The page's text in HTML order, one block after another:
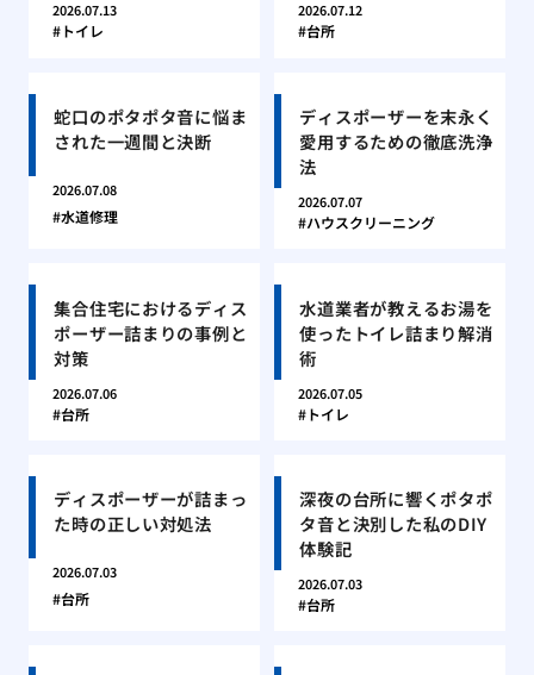
2026.07.13
トイレ
2026.07.12
台所
蛇口のポタポタ音に悩ま
された一週間と決断
2026.07.08
水道修理
ディスポーザーを末永く
愛用するための徹底洗浄
法
2026.07.07
ハウスクリーニング
集合住宅におけるディス
ポーザー詰まりの事例と
対策
2026.07.06
台所
水道業者が教えるお湯を
使ったトイレ詰まり解消
術
2026.07.05
トイレ
ディスポーザーが詰まっ
た時の正しい対処法
2026.07.03
台所
深夜の台所に響くポタポ
タ音と決別した私のDIY
体験記
2026.07.03
台所